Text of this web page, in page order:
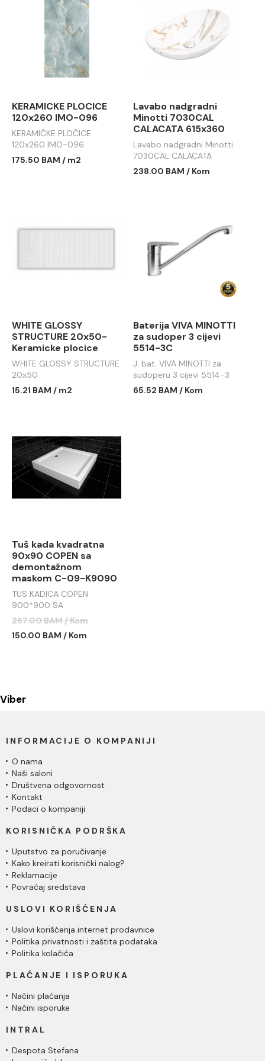
KERAMICKE PLOCICE
120x260 IMO-096
KERAMIČKE PLOČICE
120x260 IMO-096
175.50 BAM / m2
Lavabo nadgradni
Minotti 7030CAL
CALACATA 615x360
Lavabo nadgradni Minotti
7030CAL CALACATA
615x360
238.00 BAM / Kom
WHITE GLOSSY
STRUCTURE 20x50-
Keramicke plocice
WHITE GLOSSY STRUCTURE
20x50
15.21 BAM / m2
Baterija VIVA MINOTTI
za sudoper 3 cijevi
5514-3C
J. bat. VIVA MINOTTI za
sudoperu 3 cijevi 5514-3
65.52 BAM / Kom
Tuš kada kvadratna
90x90 COPEN sa
demontažnom
maskom C-09-K9090
TUS KADICA COPEN
900*900 SA
DEMONTAŽNOM MASKOM
C-09-K9090
267.00 BAM / Kom
150.00 BAM / Kom
Viber
INFORMACIJE O KOMPANIJI
O nama
Naši saloni
Društvena odgovornost
Kontakt
Podaci o kompaniji
KORISNIČKA PODRŠKA
Uputstvo za poručivanje
Kako kreirati korisnički nalog?
Reklamacije
Povraćaj sredstava
USLOVI KORIŠĆENJA
Uslovi korišćenja internet prodavnice
Politika privatnosti i zaštita podataka
Politika kolačića
PLAĆANJE I ISPORUKA
Načini plaćanja
Načini isporuke
INTRAL
Despota Stefana